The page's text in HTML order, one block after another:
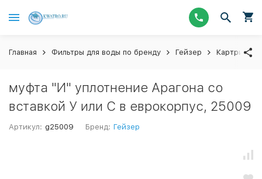
Главная Фильтры для воды по бренду Гейзер Картриджи
муфта "И" уплотнение Арагона со
вставкой У или С в еврокорпус, 25009
Артикул: g25009 Бренд: Гейзер